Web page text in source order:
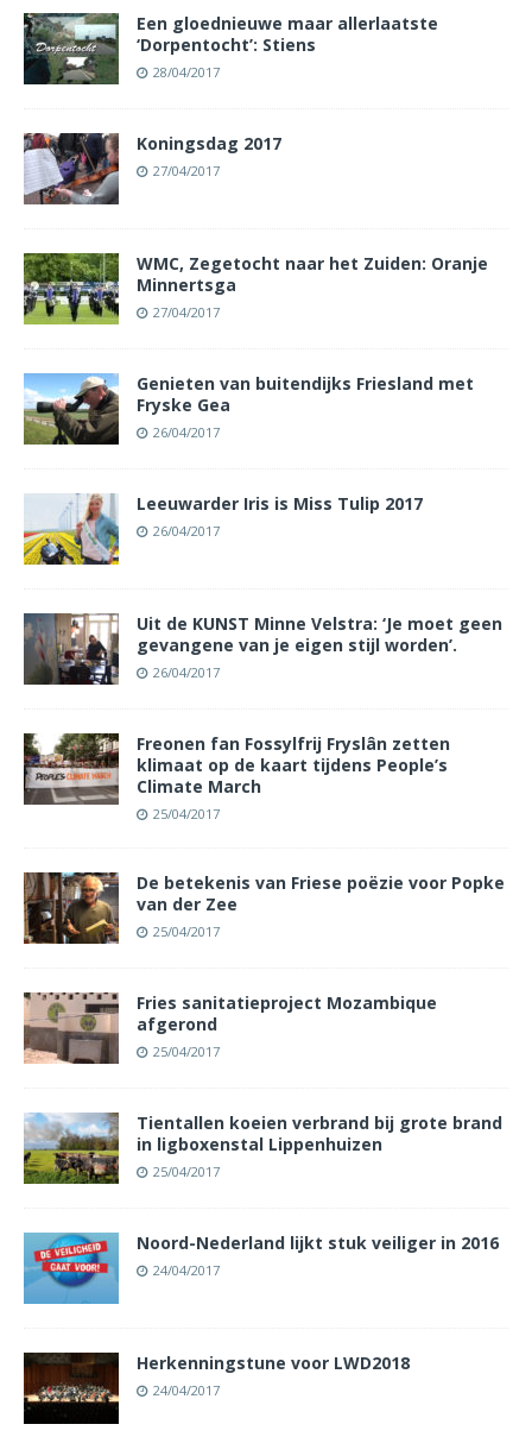
Een gloednieuwe maar allerlaatste
‘Dorpentocht’: Stiens
28/04/2017
Koningsdag 2017
27/04/2017
WMC, Zegetocht naar het Zuiden: Oranje
Minnertsga
27/04/2017
Genieten van buitendijks Friesland met
Fryske Gea
26/04/2017
Leeuwarder Iris is Miss Tulip 2017
26/04/2017
Uit de KUNST Minne Velstra: ‘Je moet geen
gevangene van je eigen stijl worden’.
26/04/2017
Freonen fan Fossylfrij Fryslân zetten
klimaat op de kaart tijdens People’s
Climate March
25/04/2017
De betekenis van Friese poëzie voor Popke
van der Zee
25/04/2017
Fries sanitatieproject Mozambique
afgerond
25/04/2017
Tientallen koeien verbrand bij grote brand
in ligboxenstal Lippenhuizen
25/04/2017
Noord-Nederland lijkt stuk veiliger in 2016
24/04/2017
Herkenningstune voor LWD2018
24/04/2017